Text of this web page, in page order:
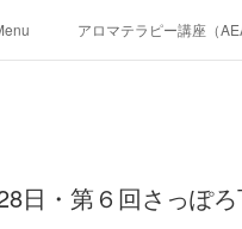
アロマテラピー講座（
日・第６回さっぽ